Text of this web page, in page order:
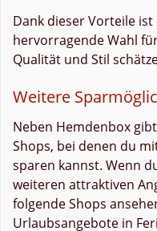
Dank dieser Vorteile
hervorragende Wahl
Qualität und Stil
Weitere
Neben Hemdenbox
Shops, bei denen du
sparen kannst. Wenn
weiteren attraktiven
folgende Shops
Urlaubsangebote in